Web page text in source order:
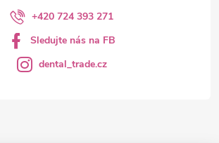
+420 724 393 271
Sledujte nás na FB
dental_trade.cz